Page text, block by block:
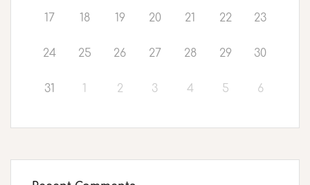
17 18 19 20 21 22 23
24 25 26 27 28 29 30
31 1 2 3 4 5 6